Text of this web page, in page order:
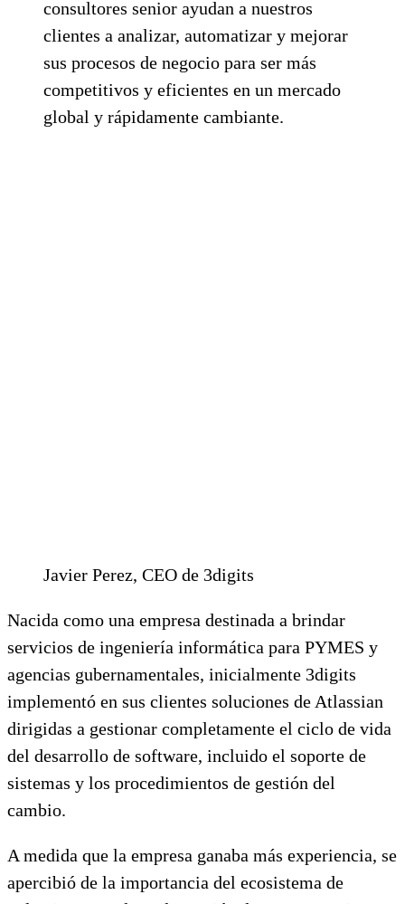
consultores senior ayudan a nuestros
clientes a analizar, automatizar y mejorar
sus procesos de negocio para ser más
competitivos y eficientes en un mercado
global y rápidamente cambiante.
Javier Perez, CEO de 3digits
Nacida como una empresa destinada a brindar
servicios de ingeniería informática para PYMES y
agencias gubernamentales, inicialmente 3digits
implementó en sus clientes soluciones de Atlassian
dirigidas a gestionar completamente el ciclo de vida
del desarrollo de software, incluido el soporte de
sistemas y los procedimientos de gestión del
cambio.
A medida que la empresa ganaba más experiencia, se
apercibió de la importancia del ecosistema de